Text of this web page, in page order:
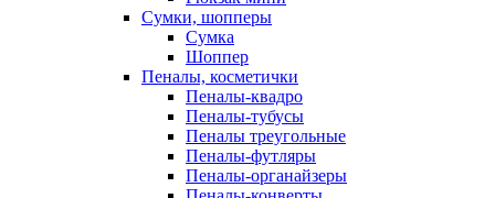
Сумки, шопперы
Сумка
Шоппер
Пеналы, косметички
Пеналы-квадро
Пеналы-тубусы
Пеналы треугольные
Пеналы-футляры
Пеналы-органайзеры